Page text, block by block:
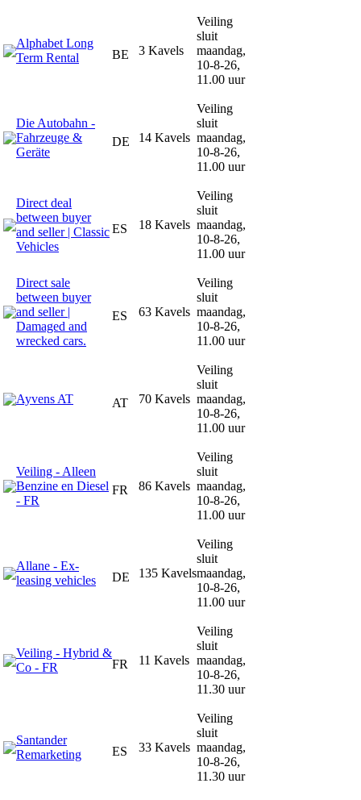
Alphabet Long
Term Rental
BE 3 Kavels
Veiling
sluit
maandag,
10-8-26,
11.00 uur
Die Autobahn -
Fahrzeuge &
Geräte
DE 14 Kavels
Veiling
sluit
maandag,
10-8-26,
11.00 uur
Direct deal
between buyer
and seller | Classic
Vehicles
ES 18 Kavels
Veiling
sluit
maandag,
10-8-26,
11.00 uur
Direct sale
between buyer
and seller |
Damaged and
wrecked cars.
ES 63 Kavels
Veiling
sluit
maandag,
10-8-26,
11.00 uur
Ayvens AT AT 70 Kavels
Veiling
sluit
maandag,
10-8-26,
11.00 uur
Veiling - Alleen
Benzine en Diesel
- FR
FR 86 Kavels
Veiling
sluit
maandag,
10-8-26,
11.00 uur
Allane - Ex-
leasing vehicles
DE 135 Kavels
Veiling
sluit
maandag,
10-8-26,
11.00 uur
Veiling - Hybrid &
Co - FR
FR 11 Kavels
Veiling
sluit
maandag,
10-8-26,
11.30 uur
Santander
Remarketing
ES 33 Kavels
Veiling
sluit
maandag,
10-8-26,
11.30 uur